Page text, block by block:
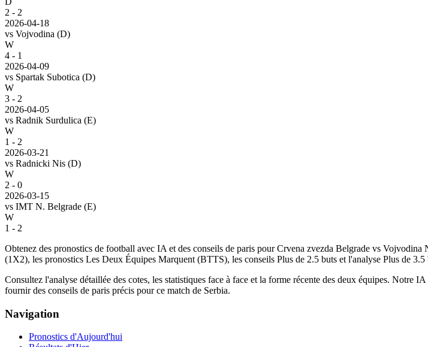
2 - 2
2026-04-18
vs Vojvodina (D)
W
4 - 1
2026-04-09
vs Spartak Subotica (D)
W
3 - 2
2026-04-05
vs Radnik Surdulica (E)
W
1 - 2
2026-03-21
vs Radnicki Nis (D)
W
2 - 0
2026-03-15
vs IMT N. Belgrade (E)
W
1 - 2
Obtenez des pronostics de football avec IA et des conseils de paris pour Crvena zvezda Belgrade vs
(1X2), les pronostics Les Deux Équipes Marquent (BTTS), les conseils Plus de 2.5 buts et l'analyse Plus de 3.5
Consultez l'analyse détaillée des cotes, les statistiques face à face et la forme récente des deux équipes. Notre
fournir des conseils de paris précis pour ce match de Serbia.
Navigation
Pronostics d'Aujourd'hui